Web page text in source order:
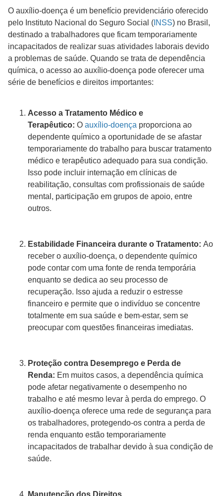
O auxílio-doença é um benefício previdenciário oferecido
pelo Instituto Nacional do Seguro Social ( INSS) no Brasil,
destinado a trabalhadores que ficam temporariamente
incapacitados de realizar suas atividades laborais devido
a problemas de saúde. Quando se trata de dependência
química, o acesso ao auxílio-doença pode oferecer uma
série de benefícios e direitos importantes:
Acesso a Tratamento Médico e
Terapêutico: O auxílio-doença proporciona ao
dependente químico a oportunidade de se afastar
temporariamente do trabalho para buscar tratamento
médico e terapêutico adequado para sua condição.
Isso pode incluir internação em clínicas de
reabilitação, consultas com profissionais de saúde
mental, participação em grupos de apoio, entre
outros.
Estabilidade Financeira durante o Tratamento: Ao
receber o auxílio-doença, o dependente químico
pode contar com uma fonte de renda temporária
enquanto se dedica ao seu processo de
recuperação. Isso ajuda a reduzir o estresse
financeiro e permite que o indivíduo se concentre
totalmente em sua saúde e bem-estar, sem se
preocupar com questões financeiras imediatas.
Proteção contra Desemprego e Perda de
Renda: Em muitos casos, a dependência química
pode afetar negativamente o desempenho no
trabalho e até mesmo levar à perda do emprego. O
auxílio-doença oferece uma rede de segurança para
os trabalhadores, protegendo-os contra a perda de
renda enquanto estão temporariamente
incapacitados de trabalhar devido à sua condição de
saúde.
Manutenção dos Direitos